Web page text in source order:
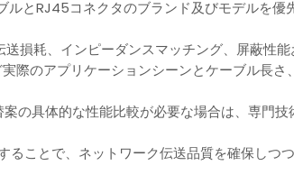
とRJ45コネクタのブランド及びモデルを
損耗、インピーダンスマッチング、屏蔽性能
際のアプリケーションシーンとケーブル長
の具体的な性能比較が必要な場合は、専門
ることで、ネットワーク伝送品質を確保しつ